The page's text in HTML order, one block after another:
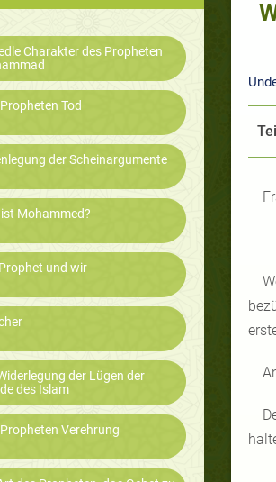
Charakter des Propheten
Tod
der Scheinargumente
Mohammed?
und wir
der Lügen der
des Islam
Verehrung